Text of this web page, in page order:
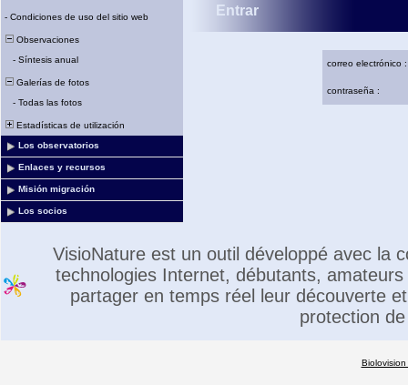
- Condiciones de uso del sitio web
Observaciones
- Síntesis anual
Galerías de fotos
- Todas las fotos
Estadísticas de utilización
Los observatorios
Enlaces y recursos
Misión migración
Los socios
Entrar
correo electrónico :
contraseña :
VisioNature est un outil développé avec la
technologies Internet, débutants,
partager en temps réel leur découverte
protection
Biolovision